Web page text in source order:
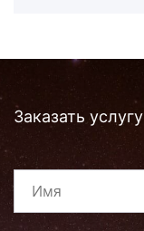
Заказать услугу